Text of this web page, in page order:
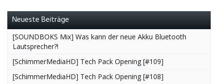
Neueste Beiträge
[SOUNDBOKS Mix] Was kann der neue Akku Bluetooth
Lautsprecher?!
[SchimmerMediaHD] Tech Pack Opening [#109]
[SchimmerMediaHD] Tech Pack Opening [#108]